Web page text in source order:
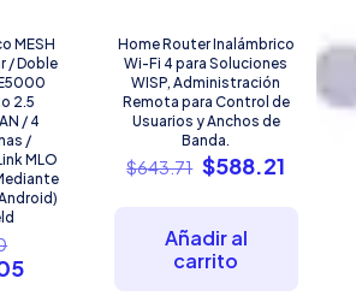
MESH
/ Doble
2.5
/ 4
/
MLO
precio
original
El
Home Router Inalámbrico
Wi-Fi 4 para Soluciones
WISP, Administración
Remota para Control de
Usuarios y Anchos de
Banda.
$643.71 El
precio
era:
$643.71.
$588.21
Añadir al
carrito